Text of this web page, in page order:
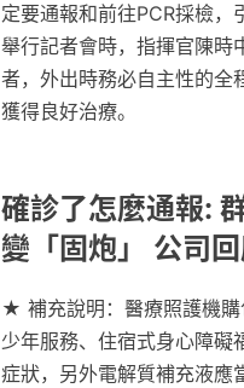
定要通報和前往PCR採檢，
舉行記者會時，指揮官陳時
者，外出時務必自主性的全
獲得良好治療。
確診了怎麼通報:
變「固炮」 公司
★ 補充說明：醫療照護機購
少年服務、住宿式身心障礙
症狀，另外電解質補充液應